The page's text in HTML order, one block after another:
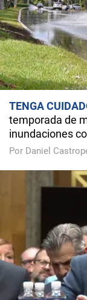
TENGA
temporada de
inundaciones
Por Daniel